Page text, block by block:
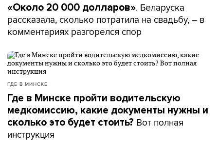
«Около 20 000 долларов». Беларуска
рассказала, сколько потратила на свадьбу, – в
комментариях разгорелся спор
ГДЕ В МИНСКЕ
Где в Минске пройти водительскую
медкомиссию, какие документы нужны и
сколько это будет стоить? Вот полная
инструкция